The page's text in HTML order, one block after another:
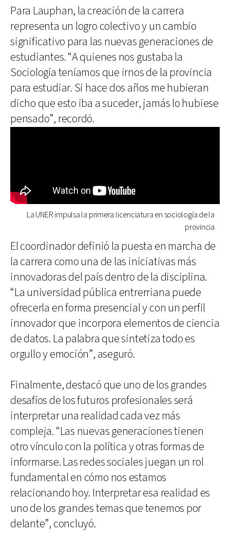
Para Lauphan, la creación de la carrera
representa un logro colectivo y un cambio
significativo para las nuevas generaciones de
estudiantes. “A quienes nos gustaba la
Sociología teníamos que irnos de la provincia
para estudiar. Si hace dos años me hubieran
dicho que esto iba a suceder, jamás lo hubiese
pensado”, recordó.
La UNER impulsa la primera licenciatura en sociología de la
provincia
El coordinador definió la puesta en marcha de
la carrera como una de las iniciativas más
innovadoras del país dentro de la disciplina.
“La universidad pública entrerriana puede
ofrecerla en forma presencial y con un perfil
innovador que incorpora elementos de ciencia
de datos. La palabra que sintetiza todo es
orgullo y emoción”, aseguró.
Finalmente, destacó que uno de los grandes
desafíos de los futuros profesionales será
interpretar una realidad cada vez más
compleja. “Las nuevas generaciones tienen
otro vínculo con la política y otras formas de
informarse. Las redes sociales juegan un rol
fundamental en cómo nos estamos
relacionando hoy. Interpretar esa realidad es
uno de los grandes temas que tenemos por
delante”, concluyó.